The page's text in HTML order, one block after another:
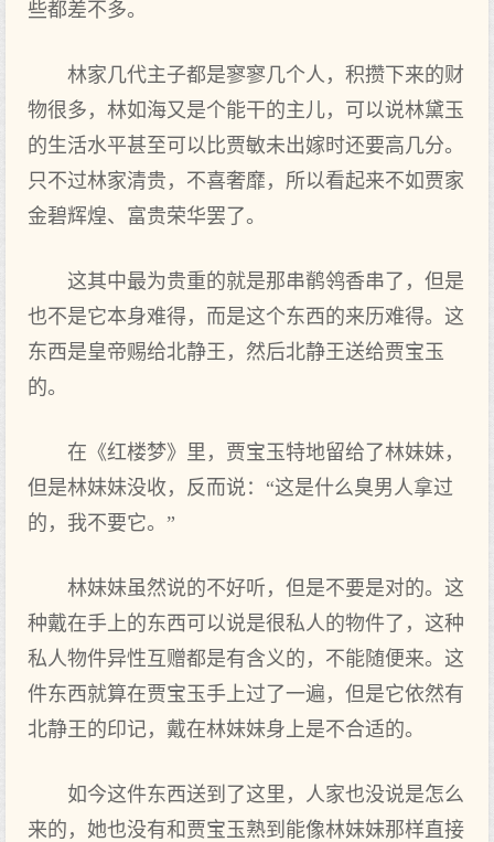
些都差不多。
林家几代主子都是寥寥几个人，积攒下来的财
物很多，林如海又是个能干的主儿，可以说林黛玉
的生活水平甚至可以比贾敏未出嫁时还要高几分。
只不过林家清贵，不喜奢靡，所以看起来不如贾家
金碧辉煌、富贵荣华罢了。
这其中最为贵重的就是那串鹡鸰香串了，但是
也不是它本身难得，而是这个东西的来历难得。这
东西是皇帝赐给北静王，然后北静王送给贾宝玉
的。
在《红楼梦》里，贾宝玉特地留给了林妹妹，
但是林妹妹没收，反而说：“这是什么臭男人拿过
的，我不要它。”
林妹妹虽然说的不好听，但是不要是对的。这
种戴在手上的东西可以说是很私人的物件了，这种
私人物件异性互赠都是有含义的，不能随便来。这
件东西就算在贾宝玉手上过了一遍，但是它依然有
北静王的印记，戴在林妹妹身上是不合适的。
如今这件东西送到了这里，人家也没说是怎么
来的，她也没有和贾宝玉熟到能像林妹妹那样直接